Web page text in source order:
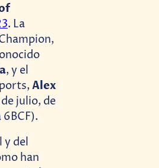
. La
, y el
Alex
julio, de
y del
han